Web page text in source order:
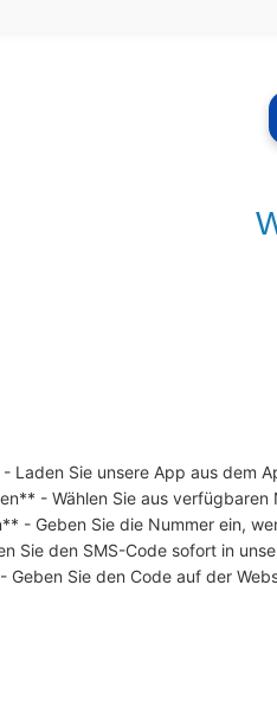
Laden Sie unsere App aus dem
- Wählen Sie aus
- Geben Sie die Nummer ein,
Sie den SMS-Code sofort in
Sie den Code auf der